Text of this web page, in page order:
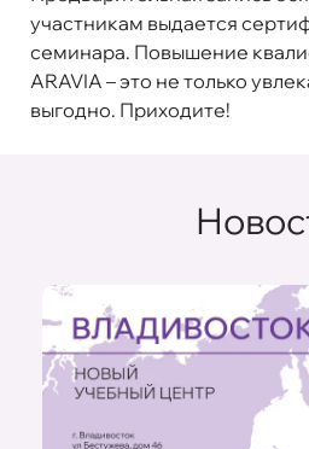
участникам выдается
семинара. Повышение
ARAVIA – это не только
выгодно. Приходите!